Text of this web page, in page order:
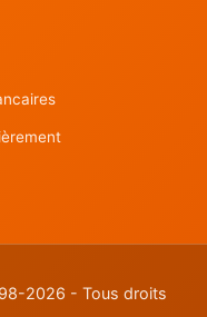
2026 - Tous droits